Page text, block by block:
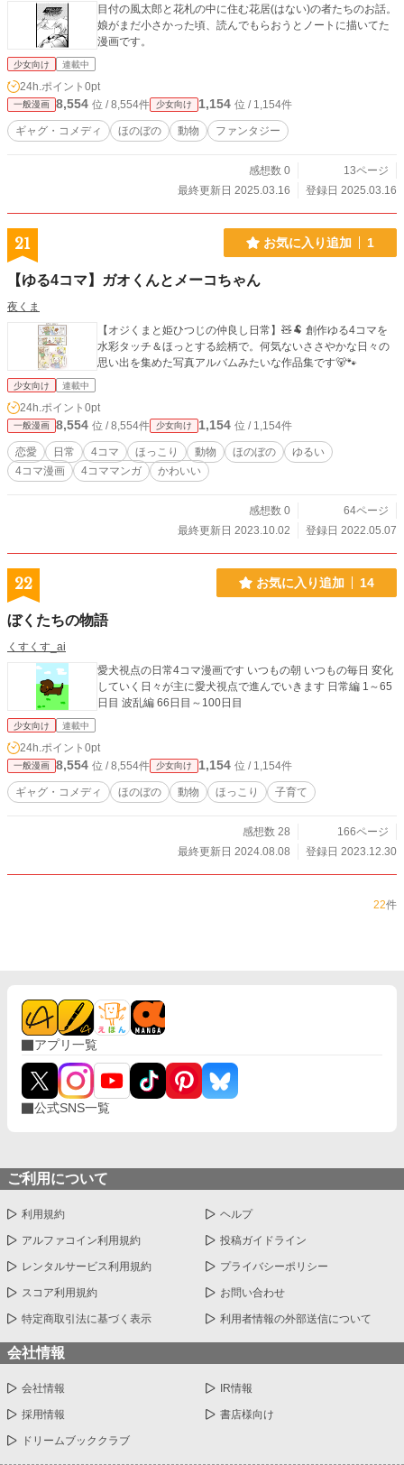
目付の風太郎と花札の中に住む花居(はない)の者たちのお話。
娘がまだ小さかった頃、読んでもらおうとノートに描いてた
漫画です。
少女向け 連載中
24h.ポイント 0pt
一般漫画 8,554 位 / 8,554件 少女向け 1,154 位 / 1,154件
ギャグ・コメディ ほのぼの 動物 ファンタジー
感想数 0
13ページ
最終更新日 2025.03.16
登録日 2025.03.16
21 お気に入り追加 1
【ゆる4コマ】ガオくんとメーコちゃん
夜くま
【オジくまと姫ひつじの仲良し日常】🧸🐏 創作ゆる4コマを
水彩タッチ＆ほっとする絵柄で。何気ないささやかな日々の
思い出を集めた写真アルバムみたいな作品集です🐻🐾
少女向け 連載中
24h.ポイント 0pt
一般漫画 8,554 位 / 8,554件 少女向け 1,154 位 / 1,154件
恋愛 日常 4コマ ほっこり 動物 ほのぼの
ゆるい
4コマ漫画
4コママンガ かわいい
感想数 0
64ページ
最終更新日 2023.10.02
登録日 2022.05.07
22 お気に入り追加 14
ぼくたちの物語
くすくす_ai
愛犬視点の日常4コマ漫画です いつもの朝 いつもの毎日 変化
していく日々が主に愛犬視点で進んでいきます 日常編 1～65
日目 波乱編 66日目～100日目
少女向け 連載中
24h.ポイント 0pt
一般漫画 8,554 位 / 8,554件 少女向け 1,154 位 / 1,154件
ギャグ・コメディ ほのぼの 動物 ほっこり 子育て
感想数 28
166ページ
最終更新日 2024.08.08
登録日 2023.12.30
22件
アプリ一覧
公式SNS一覧
ご利用について
利用規約 ヘルプ
アルファコイン利用規約 投稿ガイドライン
レンタルサービス利用規約 プライバシーポリシー
スコア利用規約 お問い合わせ
特定商取引法に基づく表示 利用者情報の外部送信について
会社情報
会社情報 IR情報
採用情報 書店様向け
ドリームブッククラブ